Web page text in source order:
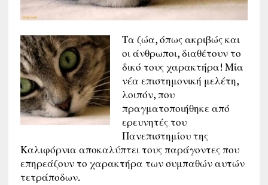
Τα ζώα, όπως ακριβώς και
οι άνθρωποι, διαθέτουν το
δικό τους χαρακτήρα! Μία
νέα επιστημονική μελέτη,
λοιπόν, που
πραγματοποιήθηκε από
ερευνητές του
Πανεπιστημίου της
Καλιφόρνια αποκαλύπτει τους παράγοντες που
επηρεάζουν το χαρακτήρα των συμπαθών αυτών
τετράποδων.